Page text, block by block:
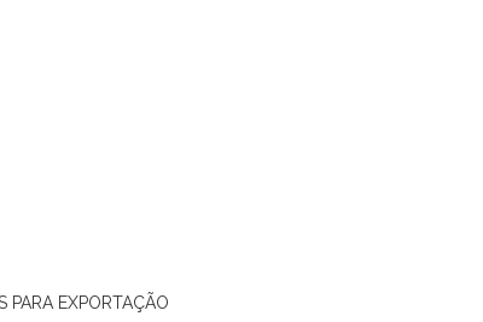
PARA EXPORTAÇÃO